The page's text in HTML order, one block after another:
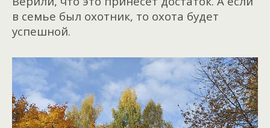
в семье был охотник, то охота будет
успешной.